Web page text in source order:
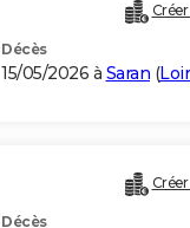
Décès
15/05/2026 à Saran (
Décès